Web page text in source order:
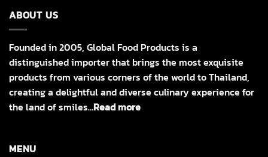
ABOUT US
Founded in 2005, Global Food Products is a
distinguished importer that brings the most exquisite
products from various corners of the world to Thailand,
creating a delightful and diverse culinary experience for
the land of smiles…Read more
MENU